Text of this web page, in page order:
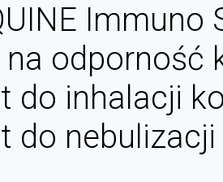
Immuno
na odporność
do inhalacji
do nebulizacji